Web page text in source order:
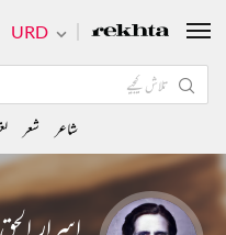
اسرار
URD
شاعر شعر